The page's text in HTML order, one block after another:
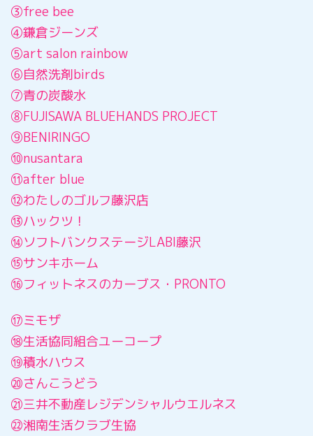
③free bee
④鎌倉ジーンズ
⑤art salon rainbow
⑥自然洗剤birds
⑦青の炭酸水
⑧FUJISAWA BLUEHANDS PROJECT
⑨BENIRINGO
⑩nusantara
⑪after blue
⑫わたしのゴルフ藤沢店
⑬ハックツ！
⑭ソフトバンクステージLABI藤沢
⑮サンキホーム
⑯フィットネスのカーブス・PRONTO
⑰ミモザ
⑱生活協同組合ユーコープ
⑲積水ハウス
⑳さんこうどう
㉑三井不動産レジデンシャルウエルネス
㉒湘南生活クラブ生協